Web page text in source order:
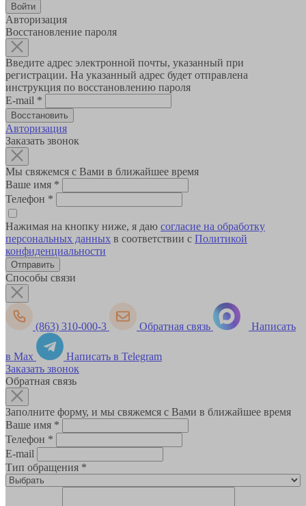
Авторизация
Восстановление пароля
Введите адрес электронной почты, указанный при
регистрации. На указанный адрес будет отправлена
инструкция по восстановлению пароля
E-mail *
Авторизация
Заказать звонок
Мы свяжемся с Вами в ближайшее время
Ваше имя *
Телефон *
Нажимая на кнопку ниже, я даю согласие на обработку
персональных данных в соответствии с Политикой
конфиденциальности
Способы связи
(863) 310-000-3 Обратная связь Написать
в Max
Написать в Telegram
Заказать звонок
Обратная связь
Заполните форму, и мы свяжемся с Вами в ближайшее время
Ваше имя *
Телефон *
E-mail
Тип обращения *